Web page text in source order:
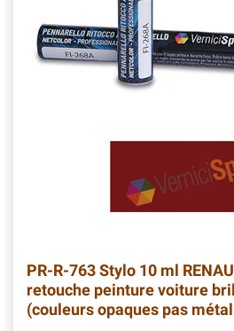
PR-R-763Stylo 10 ml
retouche peinture voiture
(couleurs opaques pas